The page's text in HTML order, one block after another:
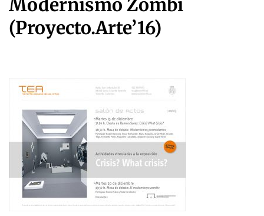
(Proyecto.Arte’16)